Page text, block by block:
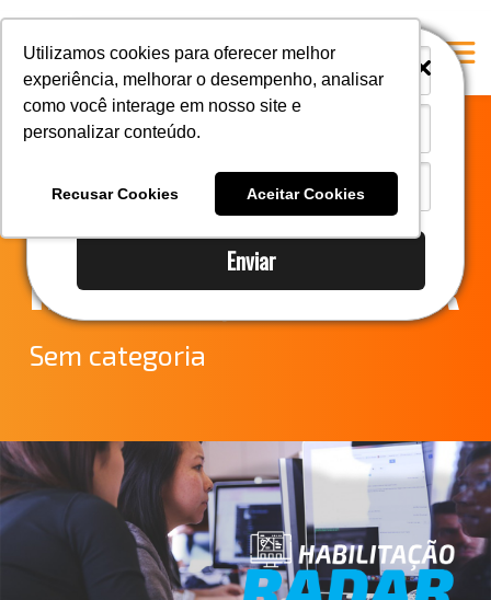
Enviar
Utilizamos cookies para oferecer melhor
experiência, melhorar o desempenho, analisar
como você interage em nosso site e
personalizar conteúdo.
Recusar Cookies Aceitar Cookies
i
i
A Mastersul
Responsabilidade social
Entenda mais
sobre a
Habilitação RADAR
Sem categoria